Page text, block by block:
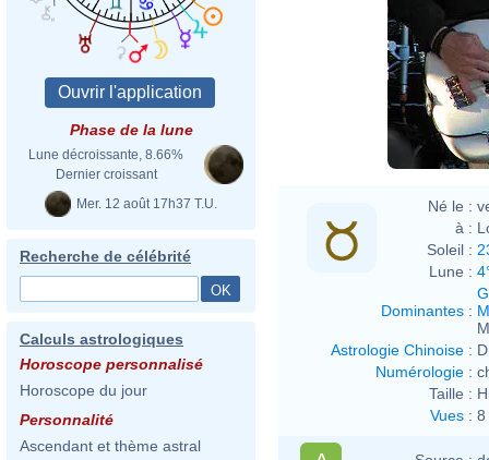
Phase de la lune
Lune décroissante, 8.66%
Dernier croissant
Mer. 12 août 17h37 T.U.
Recherche de célébrité
Calculs astrologiques
Horoscope personnalisé
Horoscope du jour
Personnalité
Ascendant et thème astral
Né le :
à :
Soleil :
Lune :
Dominantes :
Astrologie Chinoise :
Numérologie :
Taille :
Vues : 8